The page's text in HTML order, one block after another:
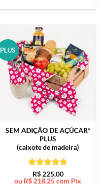
PLUS
SEM ADIÇÃO DE AÇÚCAR*
PLUS
(caixote de madeira)
Avaliação5
de 5
R$225,00
ou R$ 218,25com Pix